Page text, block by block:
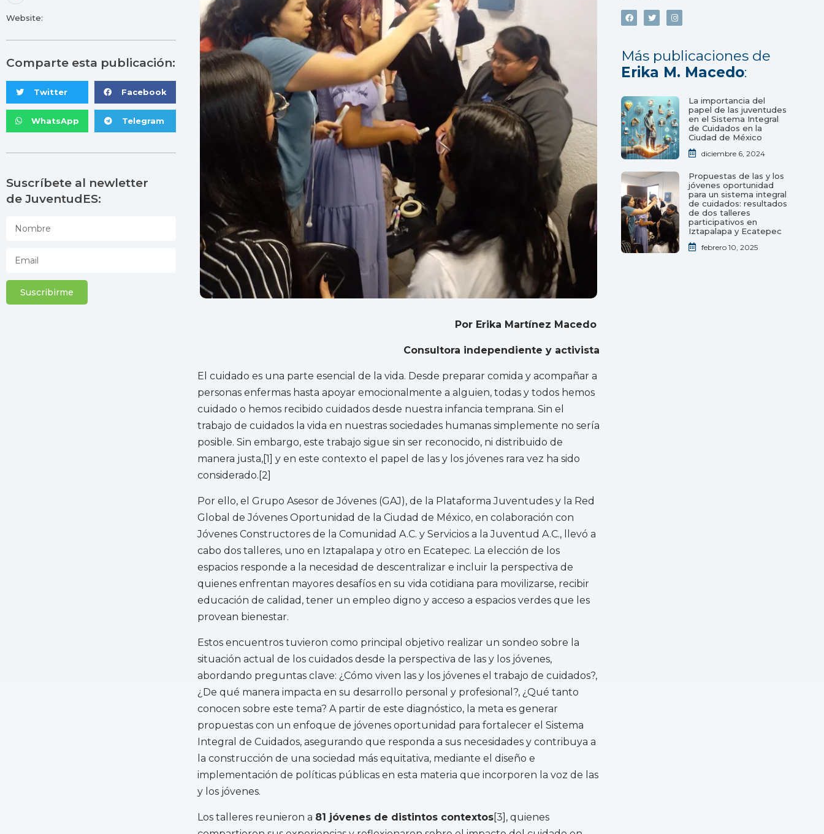
Website:
Comparte esta publicación:
Twitter Facebook
WhatsApp Telegram
Suscríbete al newletter
de JuventudES:
Suscribirme
Por Erika Martínez Macedo
Consultora independiente y activista
El cuidado es una parte esencial de la vida. Desde preparar comida y acompañar a
personas enfermas hasta apoyar emocionalmente a alguien, todas y todos hemos
cuidado o hemos recibido cuidados desde nuestra infancia temprana. Sin el
trabajo de cuidados la vida en nuestras sociedades humanas simplemente no sería
posible. Sin embargo, este trabajo sigue sin ser reconocido, ni distribuido de
manera justa,[1] y en este contexto el papel de las y los jóvenes rara vez ha sido
considerado.[2]
Por ello, el Grupo Asesor de Jóvenes (GAJ), de la Plataforma Juventudes y la Red
Global de Jóvenes Oportunidad de la Ciudad de México, en colaboración con
Jóvenes Constructores de la Comunidad A.C. y Servicios a la Juventud A.C., llevó a
cabo dos talleres, uno en Iztapalapa y otro en Ecatepec. La elección de los
espacios responde a la necesidad de descentralizar e incluir la perspectiva de
quienes enfrentan mayores desafíos en su vida cotidiana para movilizarse, recibir
educación de calidad, tener un empleo digno y acceso a espacios verdes que les
provean bienestar.
Estos encuentros tuvieron como principal objetivo realizar un sondeo sobre la
situación actual de los cuidados desde la perspectiva de las y los jóvenes,
abordando preguntas clave: ¿Cómo viven las y los jóvenes el trabajo de cuidados?,
¿De qué manera impacta en su desarrollo personal y profesional?, ¿Qué tanto
conocen sobre este tema? A partir de este diagnóstico, la meta es generar
propuestas con un enfoque de jóvenes oportunidad para fortalecer el Sistema
Integral de Cuidados, asegurando que responda a sus necesidades y contribuya a
la construcción de una sociedad más equitativa, mediante el diseño e
implementación de políticas públicas en esta materia que incorporen la voz de las
y los jóvenes.
Los talleres reunieron a 81 jóvenes de distintos contextos[3], quienes
Más publicaciones de
Erika M. Macedo:
La importancia del
papel de las juventudes
en el Sistema Integral
de Cuidados en la
Ciudad de México
diciembre 6, 2024
Propuestas de las y los
jóvenes oportunidad
para un sistema integral
de cuidados: resultados
de dos talleres
participativos en
Iztapalapa y Ecatepec
febrero 10, 2025